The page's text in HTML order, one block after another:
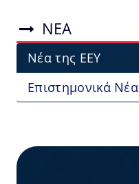
ΝΕΑ
Νέα της ΕΕΥ
Επιστημονικά Νέα